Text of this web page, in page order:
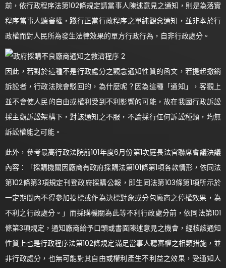
前，依行政程序法第102條規定請當事人陳述意見之通知，則是為落實
程序當事人聽審權，踐行正當行政程序之單純觀念通知，並非本於行
政權而對人民所為發生法律效果的單方行政行為，自非行政處分。
因此，若對於這種不是行政處分之觀念通知性質的函文，若提起撤銷
訴訟者，行政法院會駁回的，為什麼呢？因為這種「通知」，客觀上
並不會使人民的自由或權利受到不利影響的可能，故在我國行政訴訟
採主觀訴訟架構下，對該通知之不服，不論採行任何訴訟種類，均無
訴訟權能之可能。
此外，參考最高行政法院前101年度6月份第1次庭長法官聯席會議決議
內容：「採購機關因廠商有政府採購法第101條第1項各款情形，依同法
第102條第3項規定刊登政府採購公報，即生同法第103條第1項所示於
一定期間內不得參加投標或作為決標對象或分包廠商之停權效果，為
不利之行政處分。」而採購機關為此等不利行政處分前，依同法第101
條第3項規定，通知廠商給予口頭或書面陳述意見之機會，經核該通知
性質上也是行政程序法第102條規定滿足當事人聽審權之相類措施，並
非行政處分，也無可能對其自由或權利產生不利益之效果，受通知人